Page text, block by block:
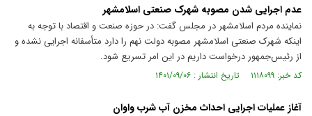
عدم اجرایی شدن مصوبه شهرک صنعتی اسلامشهر
نماینده مردم اسلامشهر در مجلس گفت: در حوزه صنعت و اقتصاد با توجه به
اینکه شهرک صنعتی اسلامشهر مصوبه دولت نهم را دارد متأسفانه اجرایی نشده و
از رئیس‌جمهور درخواست داریم در این امر تسریع شود.
کد خبر: ۱۱۱۸۰۹۹ تاریخ انتشار : ۱۴۰۱/۰۹/۰۶
آغاز عملیات اجرایی احداث مخزن آب شرب واوان